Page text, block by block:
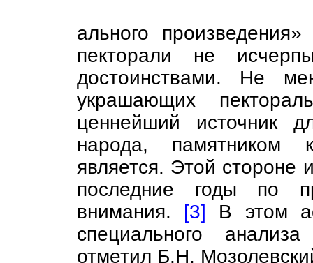
ального
пекторали не
достоинствами. Не
украшающих
ценнейший источник
народа, памятником
является. Этой стороне
последние годы по
внимания. [3] В этом
специального
отметил Б.Н.